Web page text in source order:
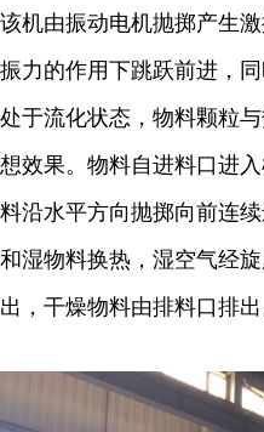
该机由振动电机抛掷产生
振力的作用下跳跃前进，
处于流化状态，物料颗粒
想效果。物料自进料口进
料沿水平方向抛掷向前连
和湿物料换热，湿空气经
出，干燥物料由排料口排出